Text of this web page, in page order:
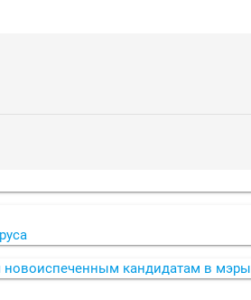
новоиспеченным кандидатам в мэры